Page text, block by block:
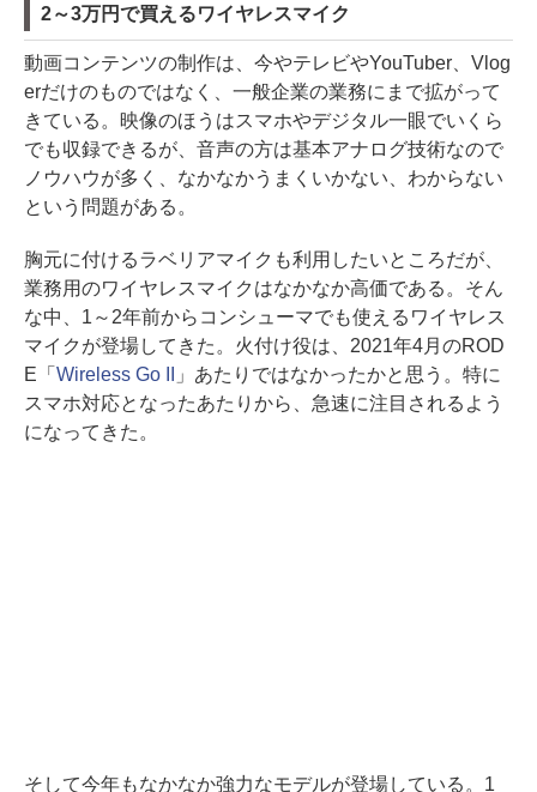
2～3万円で買えるワイヤレスマイク
動画コンテンツの制作は、今やテレビやYouTuber、Vlog
erだけのものではなく、一般企業の業務にまで拡がって
きている。映像のほうはスマホやデジタル一眼でいくら
でも収録できるが、音声の方は基本アナログ技術なので
ノウハウが多く、なかなかうまくいかない、わからない
という問題がある。
胸元に付けるラベリアマイクも利用したいところだが、
業務用のワイヤレスマイクはなかなか高価である。そん
な中、1～2年前からコンシューマでも使えるワイヤレス
マイクが登場してきた。火付け役は、2021年4月のROD
E「 Wireless Go II
」あたりではなかったかと思う。特に
スマホ対応となったあたりから、急速に注目されるよう
になってきた。
そして今年もなかなか強力なモデルが登場している。1